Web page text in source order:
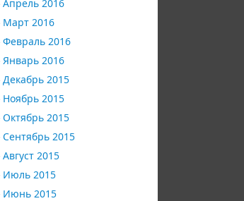
Апрель 2016
Март 2016
Февраль 2016
Январь 2016
Декабрь 2015
Ноябрь 2015
Октябрь 2015
Сентябрь 2015
Август 2015
Июль 2015
Июнь 2015